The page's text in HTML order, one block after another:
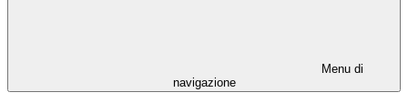
Menu di
navigazione